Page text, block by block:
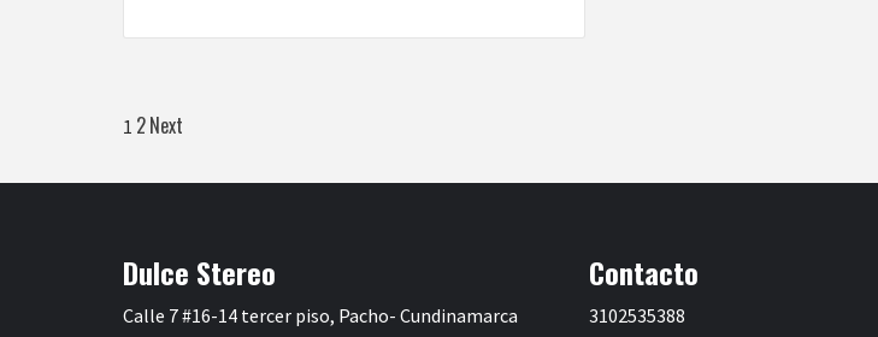
Paginación
de
1 2Next
Dulce Stereo
Calle 7 #16-14 tercer piso, Pacho- Cundinamarca
Contacto
3102535388